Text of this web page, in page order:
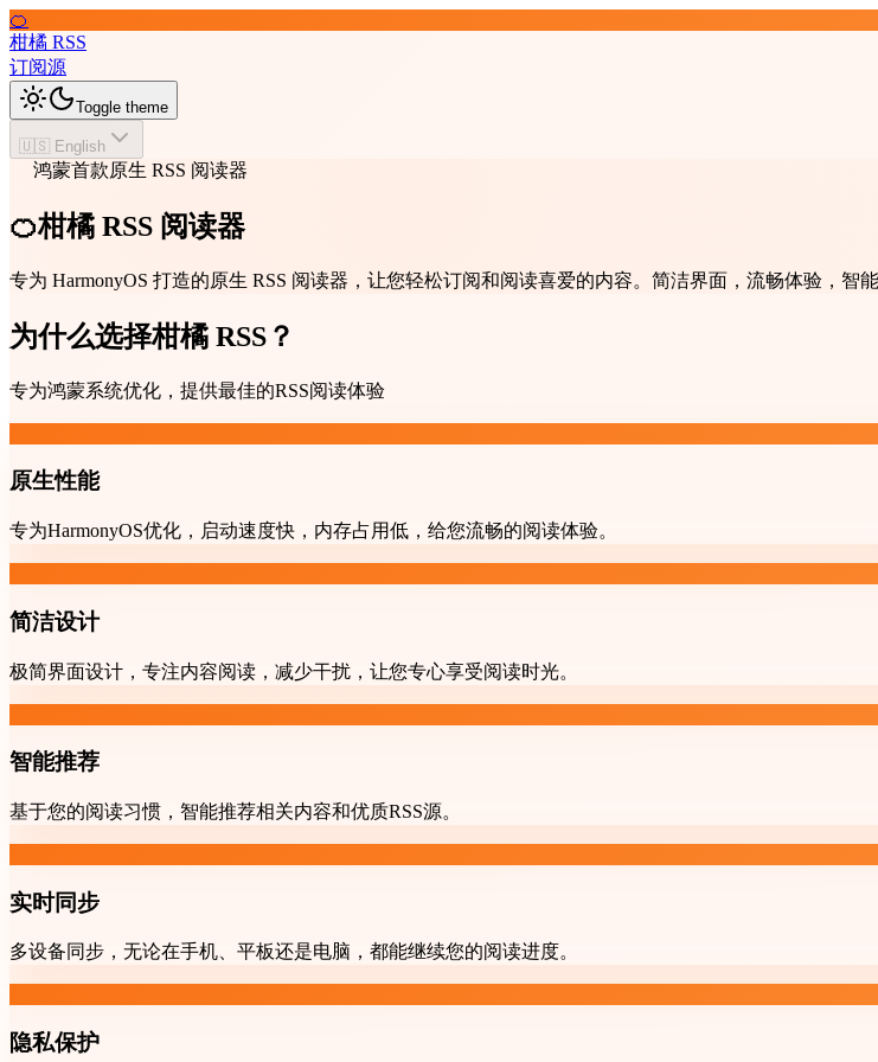
🍊
柑橘 RSS
订阅源
Toggle theme
🇺🇸 English
鸿蒙首款原生 RSS 阅读器
🍊柑橘 RSS 阅读器
专为 HarmonyOS 打造的原生 RSS 阅读器，让您轻松订阅和阅读喜爱的内容。简洁界面，流畅体验，智能
为什么选择柑橘 RSS？
专为鸿蒙系统优化，提供最佳的RSS阅读体验
原生性能
专为HarmonyOS优化，启动速度快，内存占用低，给您流畅的阅读体验。
简洁设计
极简界面设计，专注内容阅读，减少干扰，让您专心享受阅读时光。
智能推荐
基于您的阅读习惯，智能推荐相关内容和优质RSS源。
实时同步
多设备同步，无论在手机、平板还是电脑，都能继续您的阅读进度。
隐私保护